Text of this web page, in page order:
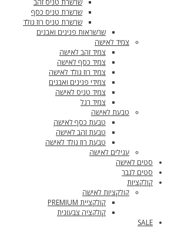
שרשרת טניס זהב
שרשרת טניס כסף
שרשרת טניס רוז גולד
שרשראות פנינים ואבנים
צמיד לאישה
צמיד זהב לאישה
צמיד כסף לאישה
צמיד רוז גולד לאישה
צמידי פנינים ואבנים
צמיד טניס לאישה
צמיד רגל
טבעת לאישה
טבעת כסף לאישה
טבעת זהב לאישה
טבעת רוז גולד לאישה
עגילים לאישה
סטים לאישה
סטים לגבר
קולקציות
קולקציות לאישה
קולקציית PREMIUM
קולקציה צבעונית
SALE